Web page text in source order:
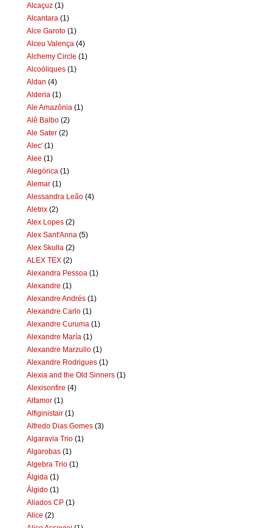
Alcaçuz (1)
Alcantara (1)
Alce Garoto (1)
Alceu Valença (4)
Alchemy Circle (1)
Alcoóliques (1)
Aldan (4)
Alderia (1)
Ale Amazônia (1)
Alê Balbo (2)
Ale Sater (2)
Alec' (1)
Alee (1)
Alegórica (1)
Alemar (1)
Alessandra Leão (4)
Aletrix (2)
Alex Lopes (2)
Alex Sant'Anna (5)
Alex Skulla (2)
ALEX TEX (2)
Alexandra Pessoa (1)
Alexandre (1)
Alexandre Andrés (1)
Alexandre Carlo (1)
Alexandre Curuma (1)
Alexandre María (1)
Alexandre Marzullo (1)
Alexandre Rodrigues (1)
Alexia and the Old Sinners (1)
Alexisonfire (4)
Alfamor (1)
Alfiginistair (1)
Alfredo Dias Gomes (3)
Algaravia Trio (1)
Algarobas (1)
Algebra Trio (1)
Álgida (1)
Álgido (1)
Aliados CP (1)
Alice (2)